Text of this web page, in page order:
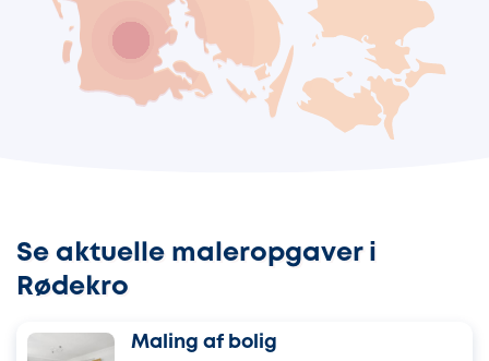
Se aktuelle maleropgaver i
Rødekro
Maling af bolig